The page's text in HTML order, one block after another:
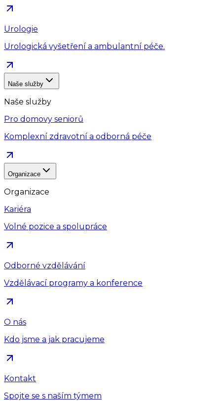
Urologie
Urologická vyšetření a ambulantní péče.
Naše služby
Naše služby
Pro domovy seniorů
Komplexní zdravotní a odborná péče
Organizace
Organizace
Kariéra
Volné pozice a spolupráce
Odborné vzdělávání
Vzdělávací programy a konference
O nás
Kdo jsme a jak pracujeme
Kontakt
Spojte se s naším týmem